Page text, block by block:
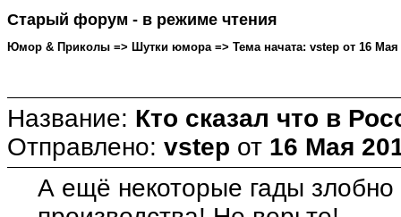
Старый форум - в режиме чтения
Юмор & Приколы => Шутки юмора => Тема начата: vstep от 16 Мая
Название: Кто сказал что в
Отправлено: vstep от 16 Мая
А ещё некоторые гады злобно